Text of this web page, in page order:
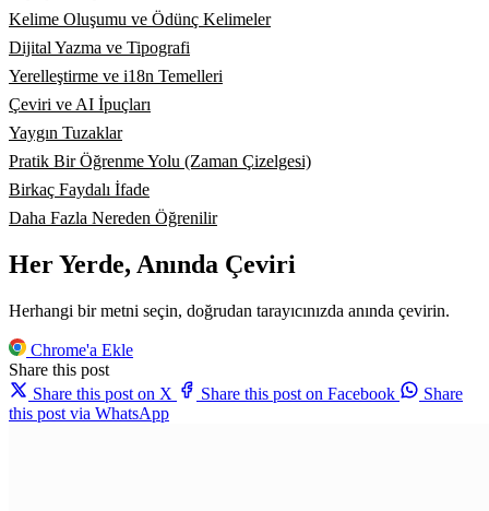
Kelime Oluşumu ve Ödünç Kelimeler
Dijital Yazma ve Tipografi
Yerelleştirme ve i18n Temelleri
Çeviri ve AI İpuçları
Yaygın Tuzaklar
Pratik Bir Öğrenme Yolu (Zaman Çizelgesi)
Birkaç Faydalı İfade
Daha Fazla Nereden Öğrenilir
Her Yerde, Anında Çeviri
Herhangi bir metni seçin, doğrudan tarayıcınızda anında çevirin.
Chrome'a Ekle
Share this post
Share this post on X
Share this post on Facebook
Share
this post via WhatsApp